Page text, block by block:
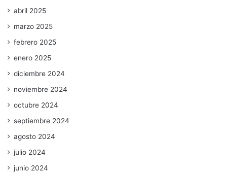
abril 2025
marzo 2025
febrero 2025
enero 2025
diciembre 2024
noviembre 2024
octubre 2024
septiembre 2024
agosto 2024
julio 2024
junio 2024